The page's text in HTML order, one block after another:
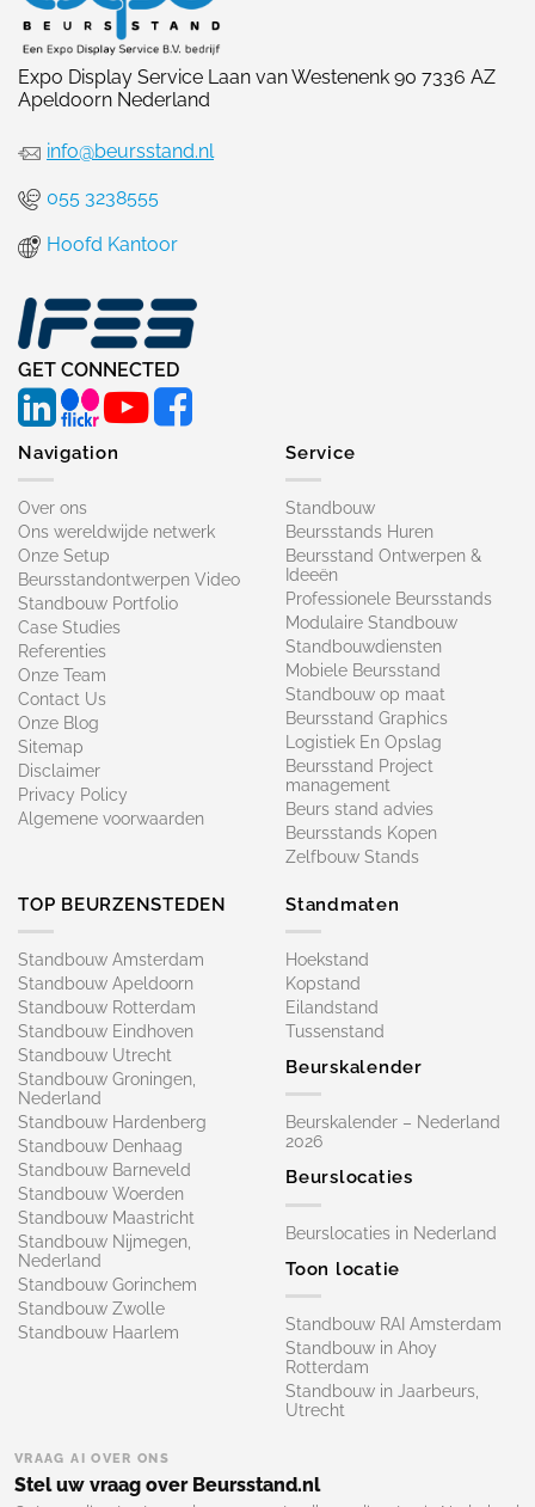
Expo Display Service Laan van Westenenk 90 7336 AZ
Apeldoorn Nederland
info@beursstand.nl
055 3238555
Hoofd Kantoor
GET CONNECTED
Navigation
Over ons
Ons wereldwijde netwerk
Onze Setup
Beursstandontwerpen Video
Standbouw Portfolio
Case Studies
Referenties
Onze Team
Contact Us
Onze Blog
Sitemap
Disclaimer
Privacy Policy
Algemene voorwaarden
Service
Standbouw
Beursstands Huren
Beursstand Ontwerpen &
Ideeën
Professionele Beursstands
Modulaire Standbouw
Standbouwdiensten
Mobiele Beursstand
Standbouw op maat​
Beursstand Graphics
Logistiek En Opslag
Beursstand Project
management
Beurs stand advies
Beursstands Kopen
Zelfbouw Stands
TOP BEURZENSTEDEN
Standbouw Amsterdam
Standbouw Apeldoorn
Standbouw Rotterdam
Standbouw Eindhoven
Standbouw Utrecht
Standbouw Groningen,
Nederland
Standbouw Hardenberg
Standbouw Denhaag
Standbouw Barneveld
Standbouw Woerden
Standbouw Maastricht
Standbouw Nijmegen,
Nederland
Standbouw Gorinchem
Standbouw Zwolle
Standbouw Haarlem
Standmaten
Hoekstand
Kopstand
Eilandstand
Tussenstand
Beurskalender
Beurskalender – Nederland
2026
Beurslocaties
Beurslocaties in Nederland
Toon locatie
Standbouw RAI Amsterdam
Standbouw in Ahoy
Rotterdam
Standbouw in Jaarbeurs,
Utrecht
VRAAG AI OVER ONS
Stel uw vraag over Beursstand.nl